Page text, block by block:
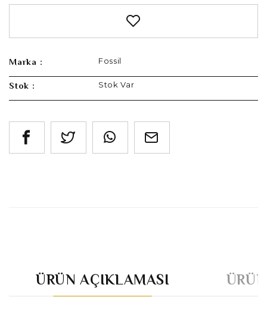
Marka : Fossil
Stok : Stok Var
ÜRÜN AÇIKLAMASI